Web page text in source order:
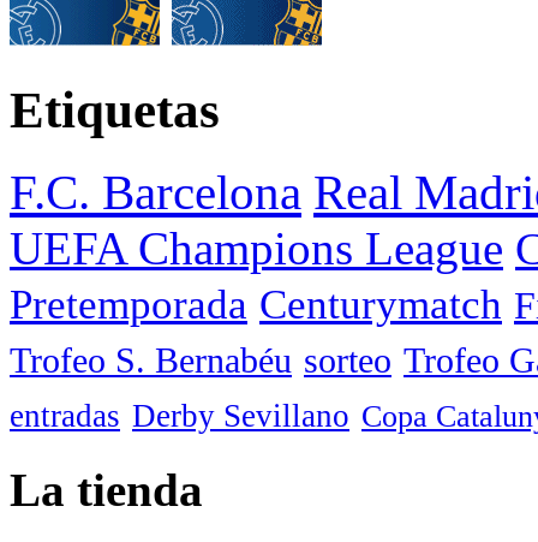
Etiquetas
F.C. Barcelona Real
UEFA Champions League
Pretemporada Centurymatch
Trofeo S. Bernabéu sorteo Trofeo
entradas Derby Sevillano Copa
La tienda